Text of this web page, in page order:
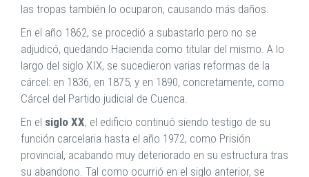
las tropas también lo ocuparon, causando más daños.
En el año 1862, se procedió a subastarlo pero no se
adjudicó, quedando Hacienda como titular del mismo. A lo
largo del siglo XIX, se sucedieron varias reformas de la
cárcel: en 1836, en 1875, y en 1890, concretamente, como
Cárcel del Partido judicial de Cuenca.
En el siglo XX, el edificio continuó siendo testigo de su
función carcelaria hasta el año 1972, como Prisión
provincial, acabando muy deteriorado en su estructura tras
su abandono. Tal como ocurrió en el siglo anterior, se